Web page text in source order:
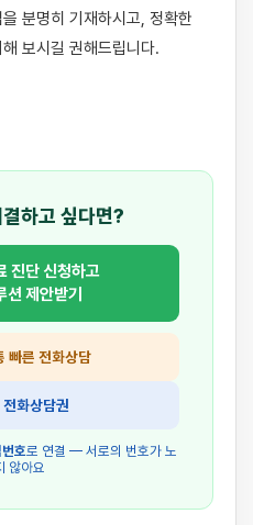
분명히 기재하시고, 정확한
보시길 권해드립니다.
하고 싶다면?
진단 신청하고
션 제안받기
빠른 전화상담
화상담권
호로 연결 — 서로의 번호가 노
않아요